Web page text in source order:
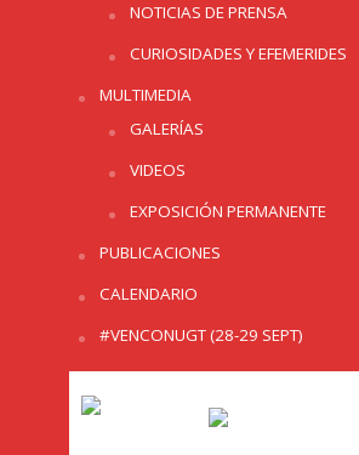
NOTICIAS DE PRENSA
CURIOSIDADES Y EFEMERIDES
MULTIMEDIA
GALERÍAS
VIDEOS
EXPOSICIÓN PERMANENTE
PUBLICACIONES
CALENDARIO
#VENCONUGT (28-29 SEPT)